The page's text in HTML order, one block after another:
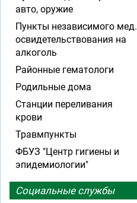
авто, оружие
Пункты независимого мед.
освидетельствования на
алкоголь
Районные гематологи
Родильные дома
Станции переливания
крови
Травмпункты
ФБУЗ "Центр гигиены и
эпидемиологии"
Социальные службы